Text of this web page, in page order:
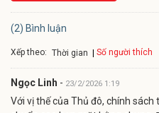
(2) Bình luận
Xếp theo: Thời gian Số người thích
Ngọc Linh - 23/2/2026 1:19
Với vị thế của Thủ đô, chính